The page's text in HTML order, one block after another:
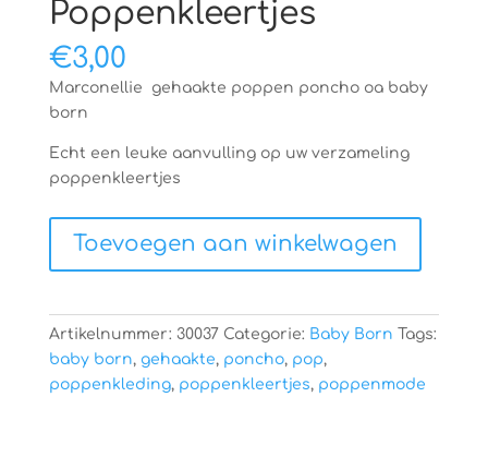
Poppenkleertjes
€3,00
Marconellie gehaakte poppen poncho oa baby
born
Echt een leuke aanvulling op uw verzameling
poppenkleertjes
aantal
Toevoegen aan winkelwagen
Artikelnummer: 30037 Categorie: Baby Born Tags:
baby born, gehaakte, poncho, pop,
poppenkleding, poppenkleertjes, poppenmode